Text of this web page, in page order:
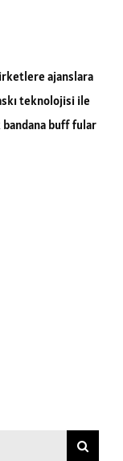
ajanslara
teknolojisi ile
buff fular